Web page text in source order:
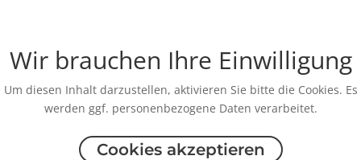
Wir brauchen Ihre Einwilligung
Um diesen Inhalt darzustellen, aktivieren Sie bitte die Cookies. Es
werden ggf. personenbezogene Daten verarbeitet.
Cookies akzeptieren